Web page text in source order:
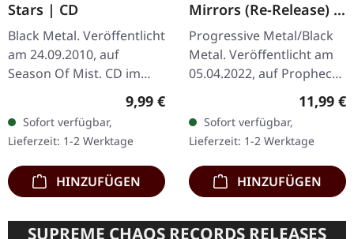
Stars | CD
Black Metal. Veröffentlicht
am 24.09.2010, auf
Season Of Mist. CD im
ukrainischen Atmospheric
Black Metal-Meister
Drudkh liefern mit…
Regulärer Preis:
9,99 €
Sofort verfügbar,
Lieferzeit: 1-2 Werktage
HINZUFÜGEN
Mirrors (Re-Release) |
DIGIPAK CD
Progressive Metal/Black
Metal. Veröffentlicht am
05.04.2022, auf Prophecy
Productions. CD im
DigiPack mit 12-seitigem
Booklet. Aus den Schatten
der…
11,99 €
Sofort verfügbar,
Lieferzeit: 1-2 Werktage
HINZUFÜGEN
SUPREME CHAOS RECORDS RELEASES